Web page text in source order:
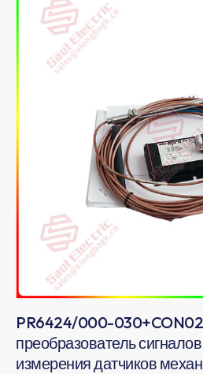
PR6424/000-
преобразователь
измерения датчиков